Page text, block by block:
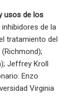
usos de los
de la
tratamiento del
Jeffrey Kroll
Enzo
Virginia